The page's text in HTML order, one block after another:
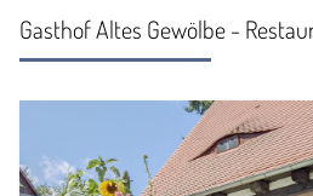
Gasthof Altes Gewölbe -